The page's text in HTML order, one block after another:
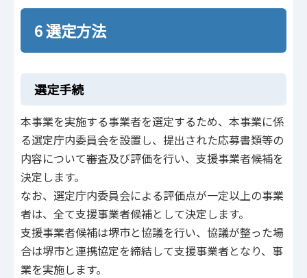
6 選定方法
選定手続
本事業を実施する事業者を選定するため、本事業に係
る選定庁内委員会を設置し、提出された応募書類等の
内容について審査及び評価を行い、支援事業者候補を
決定します。
なお、選定庁内委員会による評価点が一定以上の事業
者は、全て支援事業者候補として決定します。
支援事業者候補は堺市と協議を行い、協議が整った場
合は堺市と連携協定を締結して支援事業者となり、事
業を実施します。